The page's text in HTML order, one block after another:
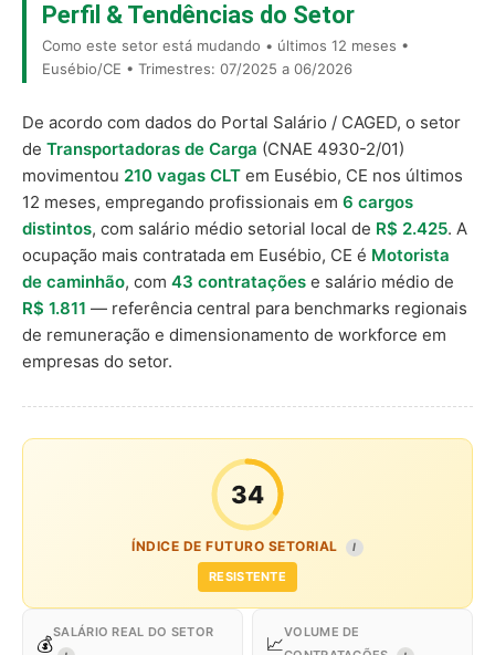
Perfil & Tendências do Setor
Como este setor está mudando • últimos 12 meses •
Eusébio/CE • Trimestres: 07/2025 a 06/2026
De acordo com dados do Portal Salário / CAGED, o setor
de Transportadoras de Carga (CNAE 4930-2/01)
movimentou 210 vagas CLT em Eusébio, CE nos últimos
12 meses, empregando profissionais em 6 cargos
distintos, com salário médio setorial local de R$ 2.425. A
ocupação mais contratada em Eusébio, CE é Motorista
de caminhão, com 43 contratações e salário médio de
R$ 1.811 — referência central para benchmarks regionais
de remuneração e dimensionamento de workforce em
empresas do setor.
34
ÍNDICE DE FUTURO SETORIAL I
RESISTENTE
💰
SALÁRIO REAL DO SETOR
📈
VOLUME DE